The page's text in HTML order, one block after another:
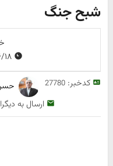
شبح جنگ
کدخبر:27780
ارسال به